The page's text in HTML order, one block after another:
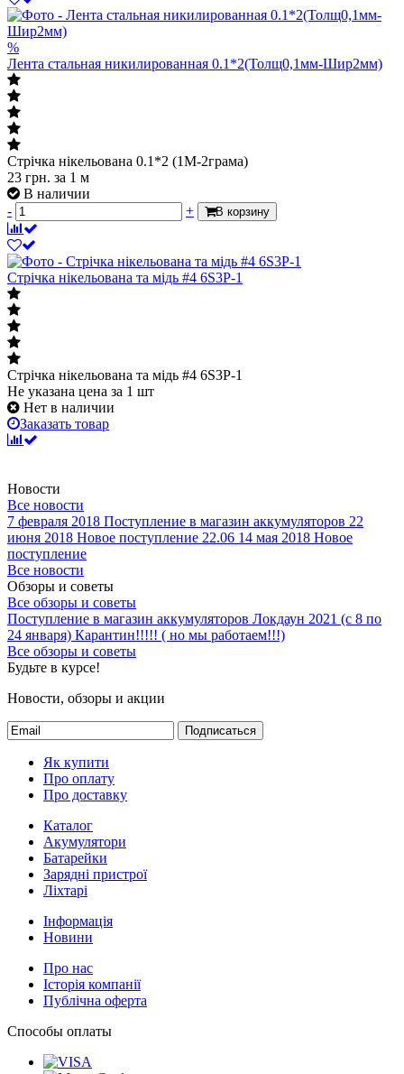
%
Лента стальная никилированная 0.1*2(Толщ0,1мм-Шир2мм)
Стрічка нікельована 0.1*2 (1М-2грама)
23 грн. за 1 м
В наличии
-
+ В корзину
Стрічка нікельована та мідь #4 6S3P-1
Стрічка нікельована та мідь #4 6S3P-1
Не указана цена за 1 шт
Нет в наличии
Заказать товар
Новости
Все новости
7 февраля 2018 Поступление в магазин аккумуляторов 22
июня 2018 Новое поступление 22.06 14 мая 2018 Новое
поступление
Все новости
Обзоры и советы
Все обзоры и советы
Поступление в магазин аккумуляторов Локдаун 2021 (с 8 по
24 января) Карантин!!!!! ( но мы работаем!!!)
Все обзоры и советы
Будьте в курсе!
Новости, обзоры и акции
Подписаться
Як купити
Про оплату
Про доставку
Каталог
Акумулятори
Батарейки
Зарядні пристрої
Ліхтарі
Інформація
Новини
Про нас
Історія компанії
Публічна оферта
Способы оплаты